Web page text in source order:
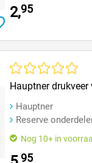
2,95
Gemiddelde
Hauptner drukveer
Hauptner
Reserve
Nog 10+ in
95